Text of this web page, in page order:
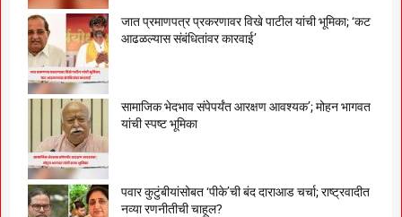
जात प्रमाणपत्र प्रकरणावर विखे पाटील यांची भूमिका; ‘कट
आढळल्यास संबंधितांवर कारवाई’
सामाजिक भेदभाव संपेपर्यंत आरक्षण आवश्यक’; मोहन भागवत
यांची स्पष्ट भूमिका
पवार कुटुंबीयांसोबत ‘पीके’ची बंद दाराआड चर्चा; राष्ट्रवादीत
नव्या रणनीतीची चाहूल?